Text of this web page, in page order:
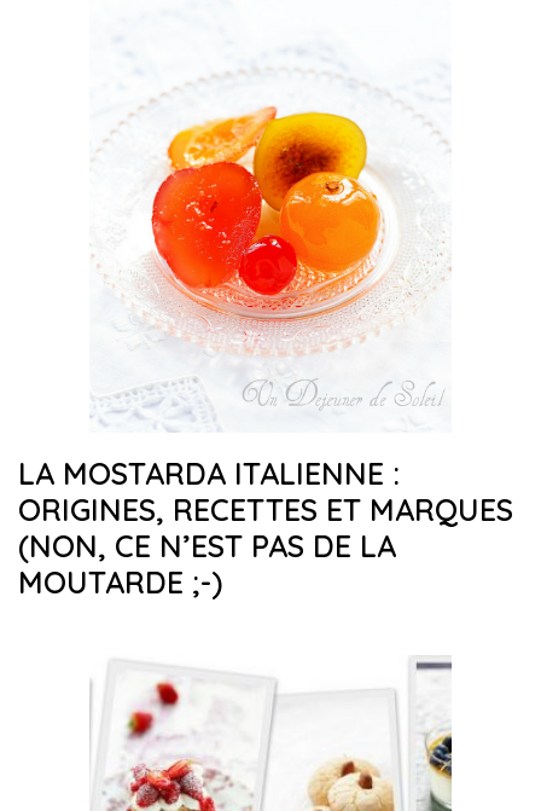
LA MOSTARDA ITALIENNE :
ORIGINES, RECETTES ET MARQUES
(NON, CE N’EST PAS DE LA
MOUTARDE ;-)